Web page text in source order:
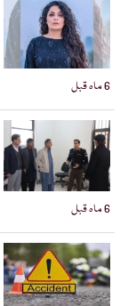
6 ماہ قبل
6 ماہ قبل